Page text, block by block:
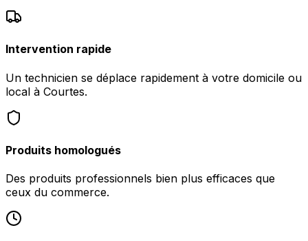
Intervention rapide
Un technicien se déplace rapidement à votre domicile ou
local à Courtes.
Produits homologués
Des produits professionnels bien plus efficaces que
ceux du commerce.